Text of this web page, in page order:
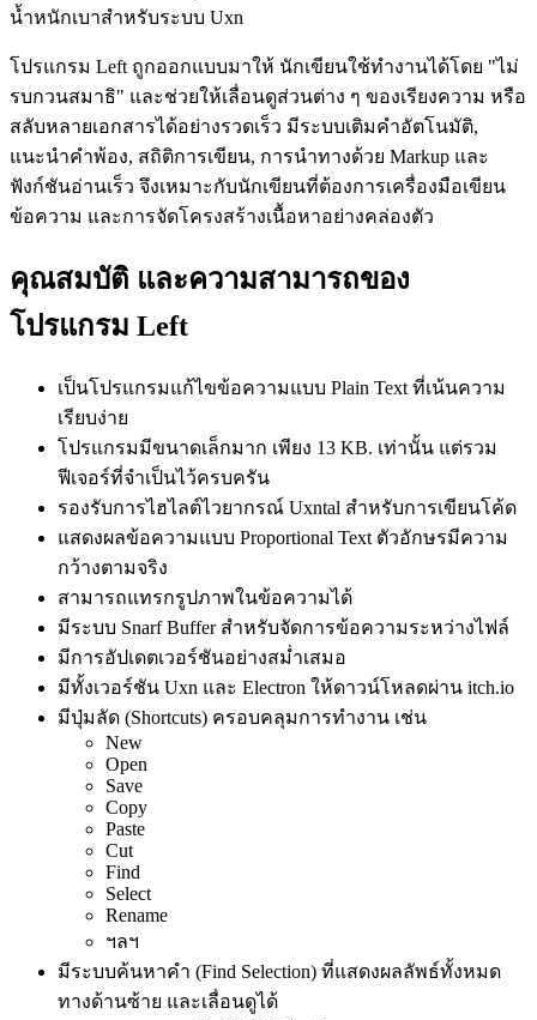
น้ำหนักเบาสำหรับระบบ Uxn
โปรแกรม Left ถูกออกแบบมาให้ นักเขียนใช้ทำงานได้โดย "ไม่
รบกวนสมาธิ" และช่วยให้เลื่อนดูส่วนต่าง ๆ ของเรียงความ หรือ
สลับหลายเอกสารได้อย่างรวดเร็ว มีระบบเติมคำอัตโนมัติ,
แนะนำคำพ้อง, สถิติการเขียน, การนำทางด้วย Markup และ
ฟังก์ชันอ่านเร็ว จึงเหมาะกับนักเขียนที่ต้องการเครื่องมือเขียน
ข้อความ และการจัดโครงสร้างเนื้อหาอย่างคล่องตัว
คุณสมบัติ และความสามารถของ
โปรแกรม Left
เป็นโปรแกรมแก้ไขข้อความแบบ Plain Text ที่เน้นความ
เรียบง่าย
โปรแกรมมีขนาดเล็กมาก เพียง 13 KB. เท่านั้น แต่รวม
ฟีเจอร์ที่จำเป็นไว้ครบครัน
รองรับการไฮไลต์ไวยากรณ์ Uxntal สำหรับการเขียนโค้ด
แสดงผลข้อความแบบ Proportional Text ตัวอักษรมีความ
กว้างตามจริง
สามารถแทรกรูปภาพในข้อความได้
มีระบบ Snarf Buffer สำหรับจัดการข้อความระหว่างไฟล์
มีการอัปเดตเวอร์ชันอย่างสม่ำเสมอ
มีทั้งเวอร์ชัน Uxn และ Electron ให้ดาวน์โหลดผ่าน itch.io
มีปุ่มลัด (Shortcuts) ครอบคลุมการทำงาน เช่น
New
Open
Save
Copy
Paste
Cut
Find
Select
Rename
ฯลฯ
มีระบบค้นหาคำ (Find Selection) ที่แสดงผลลัพธ์ทั้งหมด
ทางด้านซ้าย และเลื่อนดูได้